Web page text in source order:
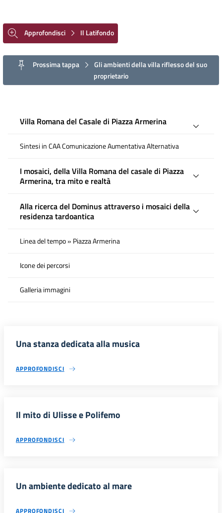
Approfondisci Il Latifondo
Prossima tappa
Gli ambienti della villa riflesso del suo
proprietario
Villa Romana del Casale di Piazza Armerina
Sintesi in CAA Comunicazione Aumentativa Alternativa
I mosaici, della Villa Romana del casale di Piazza
Armerina, tra mito e realtà
Alla ricerca del Dominus attraverso i mosaici della
residenza tardoantica
Linea del tempo » Piazza Armerina
Icone dei percorsi
Galleria immagini
Una stanza dedicata alla musica
APPROFONDISCI
Il mito di Ulisse e Polifemo
APPROFONDISCI
Un ambiente dedicato al mare
APPROFONDISCI